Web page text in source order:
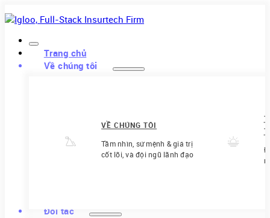
Trang chủ
Về chúng tôi
VỀ CHÚNG TÔI
Tầm nhìn, sứ mệnh & giá trị
cốt lõi, và đội ngũ lãnh đạo
Đối tác